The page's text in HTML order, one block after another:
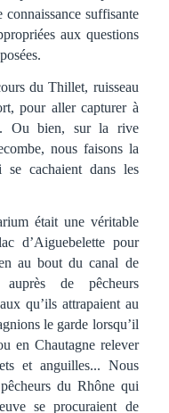
suffisante
aux questions
du Thillet, ruisseau
pour aller capturer à
Ou bien, sur la rive
nous faisons la
se cachaient dans les
était une véritable
d’Aiguebelette pour
au bout du canal de
de pêcheurs
qu’ils attrapaient au
le garde lorsqu’il
en Chautagne relever
et anguilles... Nous
du Rhône qui
se procuraient de